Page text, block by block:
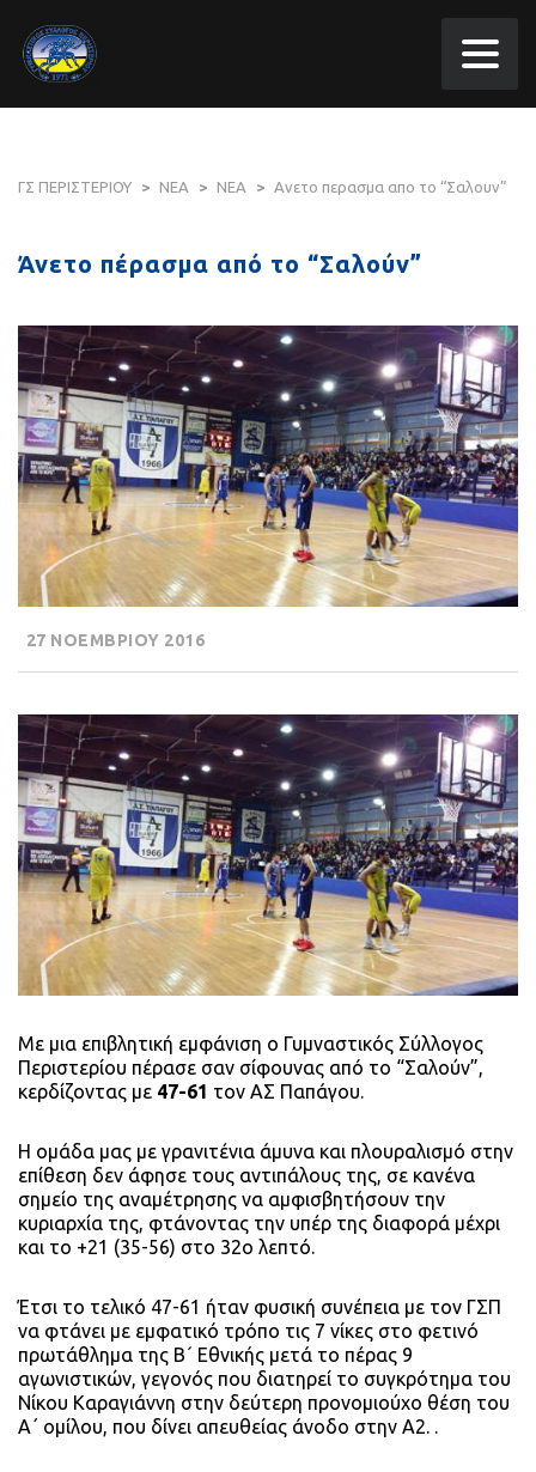
ΓΣ ΠΕΡΙΣΤΕΡΙΟΥ > ΝΕΑ > ΝΕΑ > Ανετο περασμα απο το “Σαλουν”
Άνετο πέρασμα από το “Σαλούν”
27 ΝΟΕΜΒΡΙΟΥ 2016
Με μια επιβλητική εμφάνιση ο Γυμναστικός Σύλλογος
Περιστερίου πέρασε σαν σίφουνας από το “Σαλούν”,
κερδίζοντας με 47-61 τον ΑΣ Παπάγου.
Η ομάδα μας με γρανιτένια άμυνα και πλουραλισμό στην
επίθεση δεν άφησε τους αντιπάλους της, σε κανένα
σημείο της αναμέτρησης να αμφισβητήσουν την
κυριαρχία της, φτάνοντας την υπέρ της διαφορά μέχρι
και το +21 (35-56) στο 32ο λεπτό.
Έτσι το τελικό 47-61 ήταν φυσική συνέπεια με τον ΓΣΠ
να φτάνει με εμφατικό τρόπο τις 7 νίκες στο φετινό
πρωτάθλημα της Β´ Εθνικής μετά το πέρας 9
αγωνιστικών, γεγονός που διατηρεί το συγκρότημα του
Νίκου Καραγιάννη στην δεύτερη προνομιούχο θέση του
Α΄ ομίλου, που δίνει απευθείας άνοδο στην Α2. .